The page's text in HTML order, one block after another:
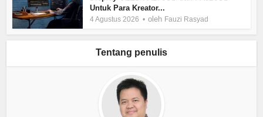
Untuk Para Kreator...
4 Agustus 2026 oleh Fauzi Rasyad
Tentang penulis